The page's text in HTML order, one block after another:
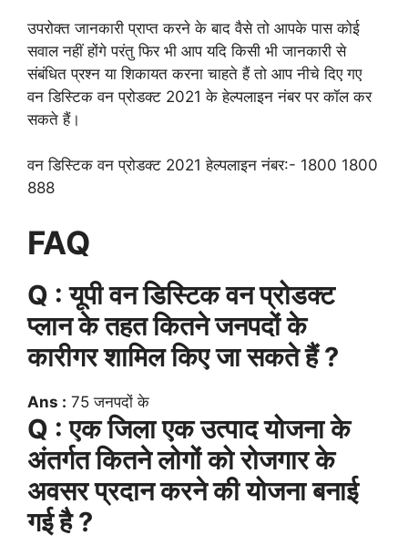
उपरोक्त जानकारी प्राप्त करने के बाद वैसे तो आपके पास कोई
सवाल नहीं होंगे परंतु फिर भी आप यदि किसी भी जानकारी से
संबंधित प्रश्न या शिकायत करना चाहते हैं तो आप नीचे दिए गए
वन डिस्टिक वन प्रोडक्ट 2021 के हेल्पलाइन नंबर पर कॉल कर
सकते हैं।
वन डिस्टिक वन प्रोडक्ट 2021 हेल्पलाइन नंबर:- 1800 1800
888
FAQ
Q : यूपी वन डिस्टिक वन प्रोडक्ट
प्लान के तहत कितने जनपदों के
कारीगर शामिल किए जा सकते हैं ?
Ans : 75 जनपदों के
Q : एक जिला एक उत्पाद योजना के
अंतर्गत कितने लोगों को रोजगार के
अवसर प्रदान करने की योजना बनाई
गई है ?